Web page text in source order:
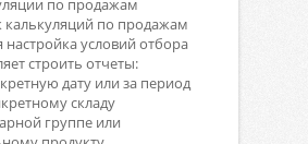
по продажам
калькуляций по продажам
настройка условий отбора
строить отчеты:
дату или за период
складу
группе или